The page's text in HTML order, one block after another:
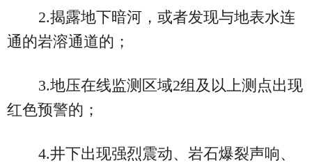
2.揭露地下暗河，或者发现与地表水连
通的岩溶通道的；
3.地压在线监测区域2组及以上测点出现
红色预警的；
4.井下出现强烈震动、岩石爆裂声响、